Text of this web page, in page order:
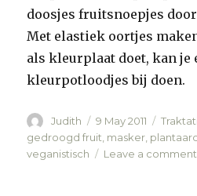
doosjes fruitsnoepjes
Met elastiek oortjes
als kleurplaat doet, kan je
kleurpotloodjes bij doen.
Author
Judith
Posted
on
9 May 2011
gedroogd fruit, masker,
veganistisch
Leave a comment